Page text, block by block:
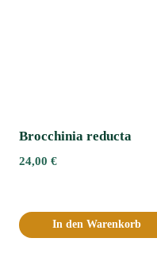
Brocchinia reducta
24,00 €
In den Warenkorb